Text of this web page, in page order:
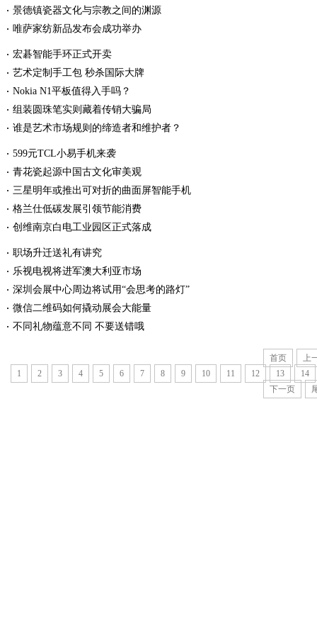
景德镇瓷器文化与宗教之间的渊源
唯萨家纺新品发布会成功举办
宏碁智能手环正式开卖
艺术定制手工包 秒杀国际大牌
Nokia N1平板值得入手吗？
组装圆珠笔实则藏着传销大骗局
谁是艺术市场规则的缔造者和维护者？
599元TCL小易手机来袭
青花瓷起源中国古文化审美观
三星明年或推出可对折的曲面屏智能手机
格兰仕低碳发展引领节能消费
创维南京白电工业园区正式落成
职场升迁送礼有讲究
乐视电视将进军澳大利亚市场
深圳会展中心周边将试用“会思考的路灯”
微信二维码如何撬动展会大能量
不同礼物蕴意不同 不要送错哦
首页
上
1
2 3 4 5 6 7 8 9 10 11 12 13
14
下一页